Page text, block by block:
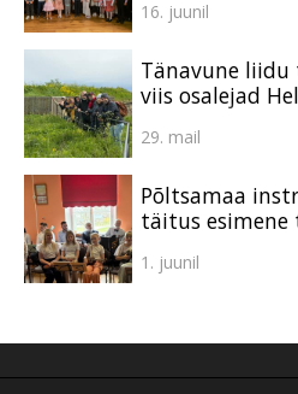
16. juunil
Tänavune
viis osalejad
29. mail
Põltsamaa
täitus esimene
1. juunil